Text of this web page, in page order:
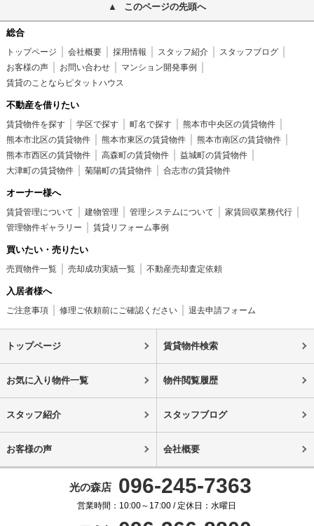
このページの先頭へ
総合
トップページ 会社概要 採用情報 スタッフ紹介
スタッフブログ
お客様の声
お問い合わせ
マンション開発事例
賃貸のことならピタットハウス
不動産を借りたい
賃貸物件を探す 学区で探す 町名で探す
熊本市中央区の賃貸物件
熊本市北区の賃貸物件
熊本市東区の賃貸物件
熊本市南区の賃貸物件
熊本市西区の賃貸物件
高森町の賃貸物件
益城町の賃貸物件
大津町の賃貸物件
菊陽町の賃貸物件 合志市の賃貸物件
オーナー様へ
賃貸管理について 建物管理 管理システムについて
家賃回収業務代行
管理物件ギャラリー
賃貸リフォーム事例
買いたい・売りたい
売買物件一覧 売却成功実績一覧 不動産売却査定依頼
入居者様へ
ご注意事項 修理ご依頼前にご確認ください 退去申請フォーム
トップページ 賃貸物件検索
お気に入り物件一覧 物件閲覧履歴
スタッフ紹介 スタッフブログ
お客様の声 会社概要
光の森店 096-245-7363
営業時間：10:00～17:00 / 定休日：水曜日